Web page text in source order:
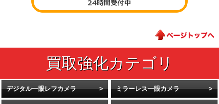
デジタル一眼レフカメラ ミラーレス一眼カメラ